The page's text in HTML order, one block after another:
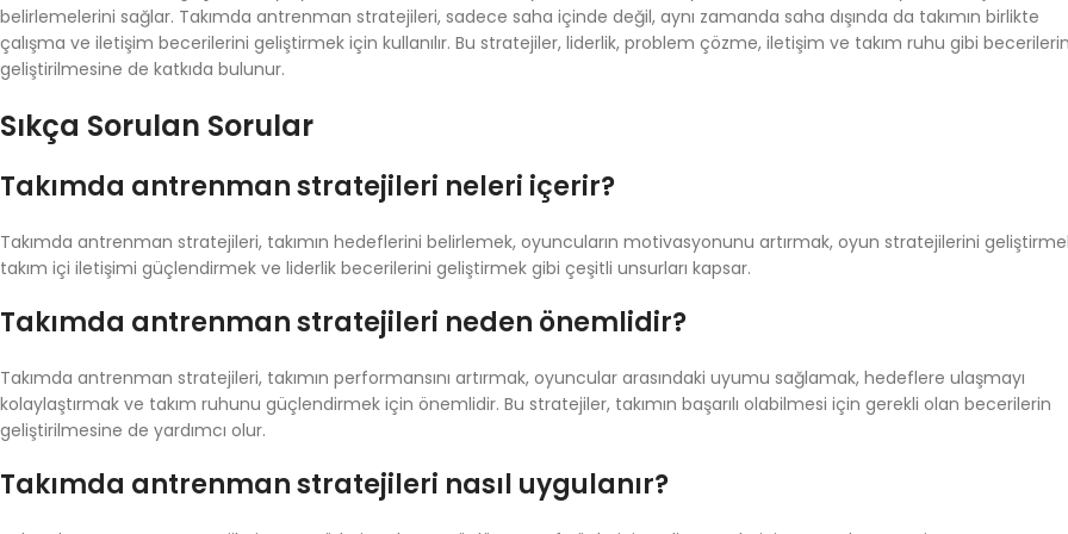
belirlemelerini sağlar. Takımda antrenman stratejileri, sadece saha içinde değil, aynı zamanda saha dışında da takımın birlikte
çalışma ve iletişim becerilerini geliştirmek için kullanılır. Bu stratejiler, liderlik, problem çözme, iletişim ve takım ruhu gibi
geliştirilmesine de katkıda bulunur.
Sıkça Sorulan Sorular
Takımda antrenman stratejileri neleri içerir?
Takımda antrenman stratejileri, takımın hedeflerini belirlemek, oyuncuların motivasyonunu artırmak, oyun stratejilerini
takım içi iletişimi güçlendirmek ve liderlik becerilerini geliştirmek gibi çeşitli unsurları kapsar.
Takımda antrenman stratejileri neden önemlidir?
Takımda antrenman stratejileri, takımın performansını artırmak, oyuncular arasındaki uyumu sağlamak, hedeflere ulaşmayı
kolaylaştırmak ve takım ruhunu güçlendirmek için önemlidir. Bu stratejiler, takımın başarılı olabilmesi için gerekli olan becerilerin
geliştirilmesine de yardımcı olur.
Takımda antrenman stratejileri nasıl uygulanır?